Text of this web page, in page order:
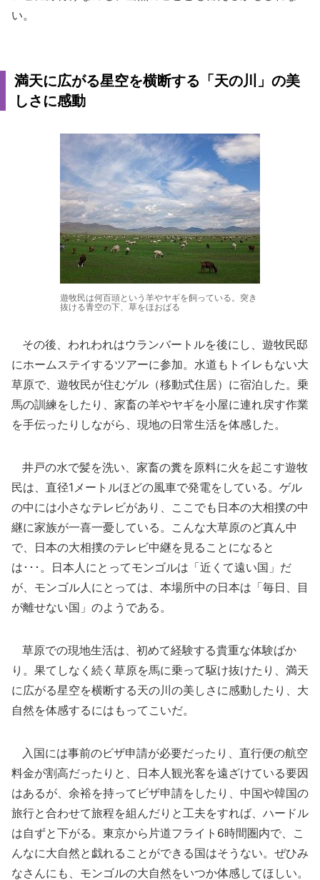
い。
満天に広がる星空を横断する「天の川」の美
しさに感動
遊牧民は何百頭という羊やヤギを飼っている。突き
抜ける青空の下、草をほおばる
その後、われわれはウランバートルを後にし、遊牧民邸
にホームステイするツアーに参加。水道もトイレもない大
草原で、遊牧民が住むゲル（移動式住居）に宿泊した。乗
馬の訓練をしたり、家畜の羊やヤギを小屋に連れ戻す作業
を手伝ったりしながら、現地の日常生活を体感した。
井戸の水で髪を洗い、家畜の糞を原料に火を起こす遊牧
民は、直径1メートルほどの風車で発電をしている。ゲル
の中には小さなテレビがあり、ここでも日本の大相撲の中
継に家族が一喜一憂している。こんな大草原のど真ん中
で、日本の大相撲のテレビ中継を見ることになると
は･･･。日本人にとってモンゴルは「近くて遠い国」だ
が、モンゴル人にとっては、本場所中の日本は「毎日、目
が離せない国」のようである。
草原での現地生活は、初めて経験する貴重な体験ばか
り。果てしなく続く草原を馬に乗って駆け抜けたり、満天
に広がる星空を横断する天の川の美しさに感動したり、大
自然を体感するにはもってこいだ。
入国には事前のビザ申請が必要だったり、直行便の航空
料金が割高だったりと、日本人観光客を遠ざけている要因
はあるが、余裕を持ってビザ申請をしたり、中国や韓国の
旅行と合わせて旅程を組んだりと工夫をすれば、ハードル
は自ずと下がる。東京から片道フライト6時間圏内で、こ
んなに大自然と戯れることができる国はそうない。ぜひみ
なさんにも、モンゴルの大自然をいつか体感してほしい。